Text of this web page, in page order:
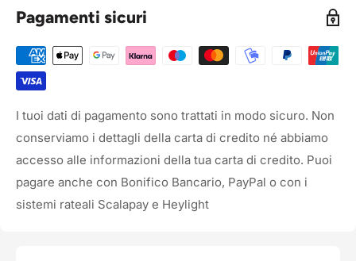
Pagamenti sicuri
I tuoi dati di pagamento sono trattati in modo sicuro. Non
conserviamo i dettagli della carta di credito né abbiamo
accesso alle informazioni della tua carta di credito. Puoi
pagare anche con Bonifico Bancario, PayPal o con i
sistemi rateali Scalapay e Heylight